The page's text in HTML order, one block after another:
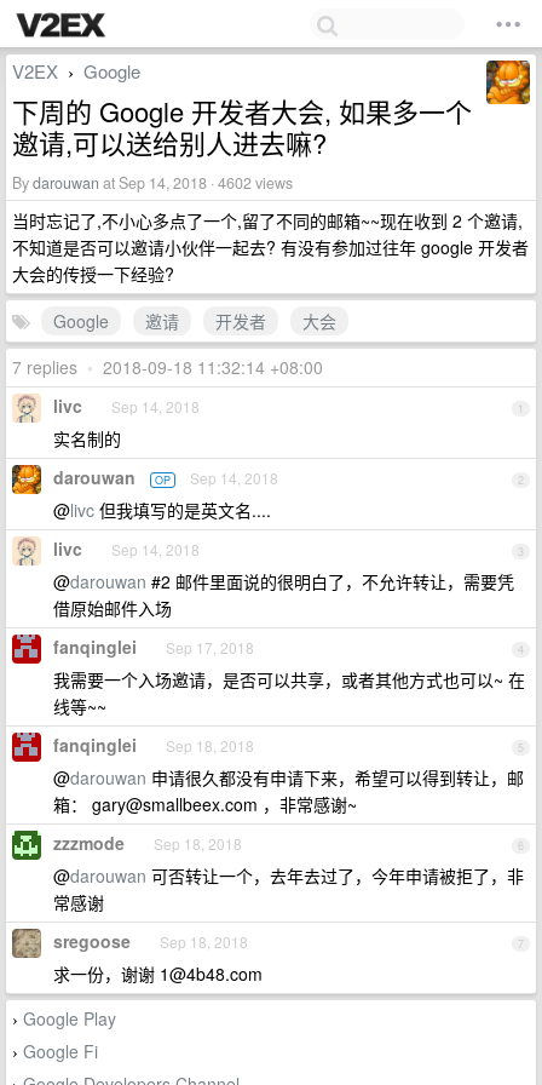
V2EX › Google
下周的 Google 开发者大会, 如果多一个
邀请,可以送给别人进去嘛?
Bydarouwan at Sep 14, 2018 · 4602 views
当时忘记了,不小心多点了一个,留了不同的邮箱~~现在收到 2 个邀请,
不知道是否可以邀请小伙伴一起去? 有没有参加过往年 google 开发者
大会的传授一下经验?
Google
邀请 开发者
大会
7 replies • 2018-09-18 11:32:14 +08:00
1
livc Sep 14, 2018
实名制的
2
darouwan OP Sep 14, 2018
@livc 但我填写的是英文名....
3
livc Sep 14, 2018
@darouwan #2 邮件里面说的很明白了，不允许转让，需要凭
借原始邮件入场
4
fanqinglei Sep 17, 2018
我需要一个入场邀请，是否可以共享，或者其他方式也可以~ 在
线等~~
5
fanqinglei Sep 18, 2018
@darouwan 申请很久都没有申请下来，希望可以得到转让，邮
箱： gary@smallbeex.com ，非常感谢~
6
zzzmode Sep 18, 2018
@darouwan 可否转让一个，去年去过了，今年申请被拒了，非
常感谢
7
sregoose Sep 18, 2018
求一份，谢谢 1@4b48.com
› Google Play
› Google Fi